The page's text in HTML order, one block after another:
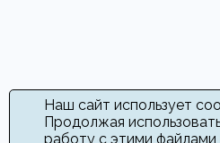
Наш сайт использует
Продолжая
работу с этими файлами